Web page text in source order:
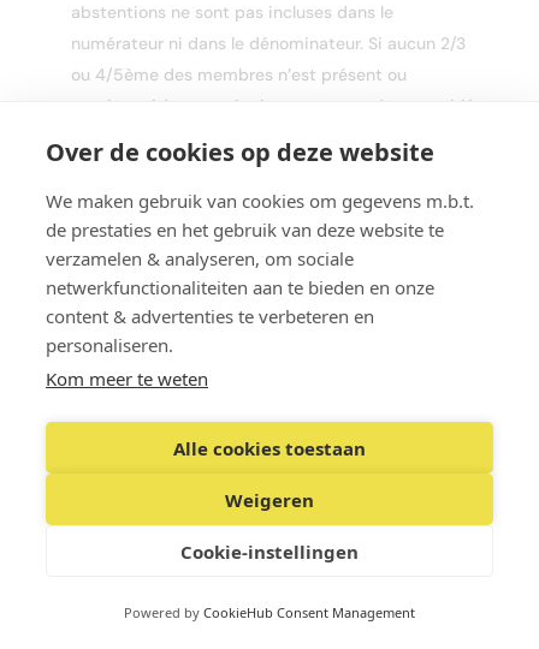
abstentions ne sont pas incluses dans le
numérateur ni dans le dénominateur. Si aucun 2/3
ou 4/5ème des membres n’est présent ou
représenté à cette réunion, une seconde assemblée
nombre de membres présents. Cette deuxième
réunion peut avoir lieu au plus tôt quinze jours
après la première réunion.
Article 16: Assemblée Générale
écrite
Les membres ayant le droit de vote peuvent adopter
l’exception de celles qui doivent être adoptées par
Dans ce cas, les formalités de convocation ne doivent
pas être accomplies. Les membres du conseil
d’administration, le cas échéant, le commissaire aux
prendre connaissance de ces résolutions à leur
Over de cookies op deze website
We maken gebruik van cookies om gegevens m.b.t.
de prestaties en het gebruik van deze website te
verzamelen & analyseren, om sociale
netwerkfunctionaliteiten aan te bieden en onze
content & advertenties te verbeteren en
personaliseren.
Kom meer te weten
Alle cookies toestaan
Weigeren
Cookie-instellingen
Powered by CookieHub Consent Management